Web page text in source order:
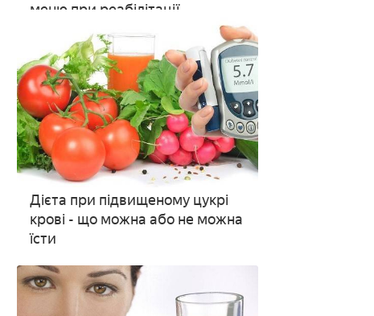
меню при реабілітації
Дієта при підвищеному цукрі
крові - що можна або не можна
їсти